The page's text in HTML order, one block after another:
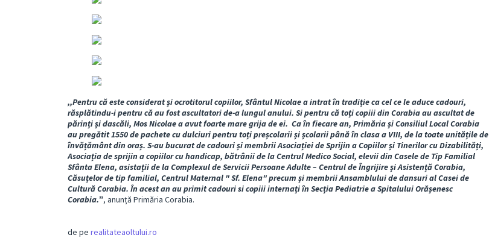
,,Pentru că este considerat și ocrotitorul copiilor, Sfântul Nicolae a intrat în tradiție ca cel ce le aduce cadouri,
răsplătindu-i pentru că au fost ascultatori de-a lungul anului. Si pentru că toți copiii din Corabia au ascultat de
părinți și dascăli, Mos Nicolae a avut foarte mare grija de ei. Ca în fiecare an, Primăria și Consiliul Local Corabia
au pregătit 1550 de pachete cu dulciuri pentru toți preșcolarii și școlarii până în clasa a VIII, de la toate unitățile de
învățământ din oraș. S-au bucurat de cadouri și membrii Asociației de Sprijin a Copiilor și Tinerilor cu Dizabilități,
Asociația de sprijin a copiilor cu handicap, bătrânii de la Centrul Medico Social, elevii din Casele de Tip Familial
Sfânta Elena, asistații de la Complexul de Servicii Persoane Adulte – Centrul de Îngrijire și Asistență Corabia,
Căsuțelor de tip familial, Centrul Maternal " Sf. Elena" precum și membrii Ansamblului de dansuri al Casei de
Cultură Corabia. În acest an au primit cadouri si copiii internați în Secția Pediatrie a Spitalului Orășenesc
Corabia.ˮ, anunță Primăria Corabia.
de pe realitateaoltului.ro